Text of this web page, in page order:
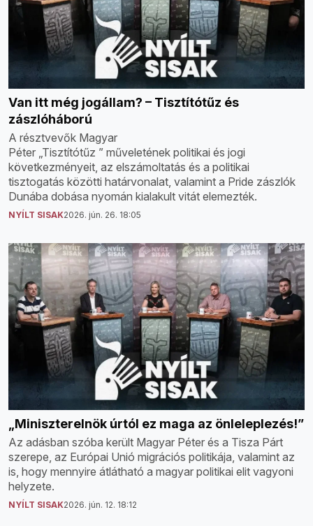
Van itt még jogállam? – Tisztítótűz és
zászlóháború
A résztvevők Magyar
Péter „Tisztítótűz ” műveletének politikai és jogi
következményeit, az elszámoltatás és a politikai
tisztogatás közötti határvonalat, valamint a Pride zászlók
Dunába dobása nyomán kialakult vitát elemezték.
NYÍLT SISAK2026. jún. 26. 18:05
„Miniszterelnök úrtól ez maga az önleleplezés!”
Az adásban szóba került Magyar Péter és a Tisza Párt
szerepe, az Európai Unió migrációs politikája, valamint az
is, hogy mennyire átlátható a magyar politikai elit vagyoni
helyzete.
NYÍLT SISAK2026. jún. 12. 18:12